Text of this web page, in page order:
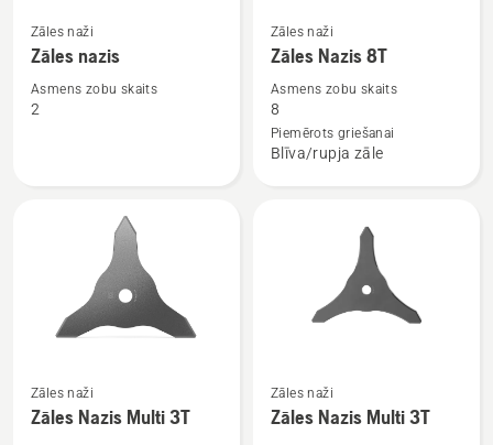
Skatīt
vairāk
par
Zāles naži
Zāles nazis
Asmens zobu skaits
2
Skatīt
vairāk
par
Zāles
Nazis
Zāles naži
Zāles Nazis 8T
Asmens zobu skaits
8
Piemērots griešanai
Blīva/rupja zāle
vairāk
informācijas
Zāles naži
Zāles Nazis Multi 3T
vairāk
informācijas
Zāles naži
Zāles Nazis Multi 3T